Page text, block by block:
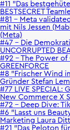
#11 "Das
BESTSECRET
#81 – Meta
mit Nils Jessen
(Meta)
#47 - Die
UNCORRUPTED
#92 – The Power
GREENFORCE
#8 "Frischer Wind
Gründer Stefan
#77 LIVE
New Commerce X
#72 - Deep Dive:
#6 "Lasst uns
Marketing Laura